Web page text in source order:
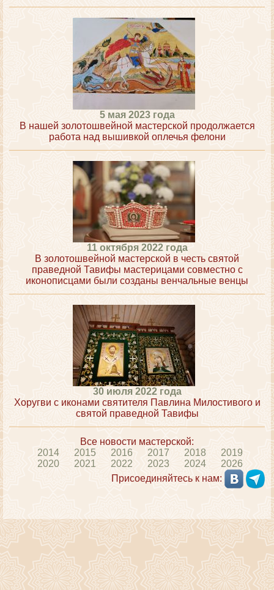
5 мая 2023 года
В нашей золотошвейной мастерской продолжается
работа над вышивкой оплечья фелони
11 октября 2022 года
В золотошвейной мастерской в честь святой
праведной Тавифы мастерицами совместно с
иконописцами были созданы венчальные венцы
30 июля 2022 года
Хоругви с иконами святителя Павлина Милостивого и
святой праведной Тавифы
Все новости мастерской:
2014
2015 2016 2017 2018
2019
2020
2021 2022 2023 2024
2026
Присоединяйтесь к нам: